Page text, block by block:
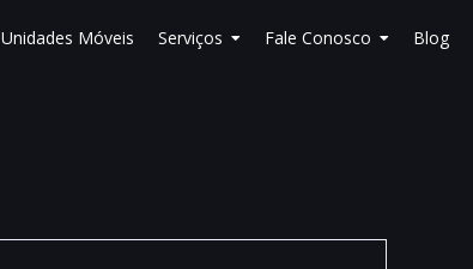
Unidades Móveis Serviços Fale Conosco Blog